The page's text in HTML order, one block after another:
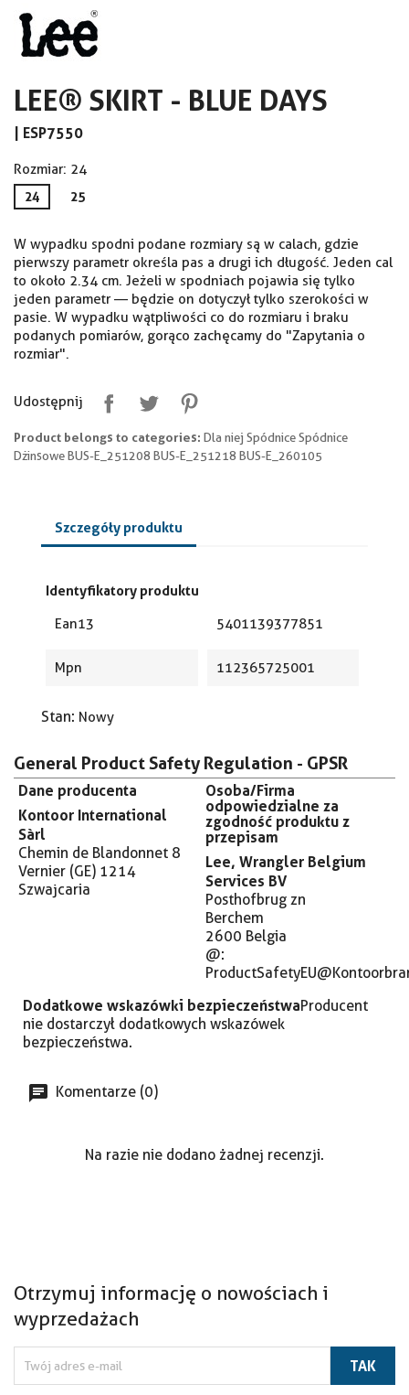
LEE® SKIRT - BLUE DAYS
| ESP7550
Rozmiar: 24
24 25
W wypadku spodni podane rozmiary są w calach, gdzie
pierwszy parametr określa pas a drugi ich długość. Jeden cal
to około 2.34 cm. Jeżeli w spodniach pojawia się tylko
jeden parametr — będzie on dotyczył tylko szerokości w
pasie. W wypadku wątpliwości co do rozmiaru i braku
podanych pomiarów, gorąco zachęcamy do "Zapytania o
rozmiar".
Udostępnij
Product belongs to categories: Dla niej Spódnice Spódnice
Dżinsowe BUS-E_251208 BUS-E_251218 BUS-E_260105
Szczegóły produktu
Identyfikatory produktu
Ean13 5401139377851
Mpn 112365725001
Stan: Nowy
General Product Safety Regulation - GPSR
Dane producenta
Kontoor International
Sàrl
Chemin de Blandonnet 8
Vernier (GE) 1214
Szwajcaria
Osoba/Firma
odpowiedzialne za
zgodność produktu z
przepisam
Lee, Wrangler Belgium
Services BV
Posthofbrug zn
Berchem
2600 Belgia
@:
Dodatkowe wskazówki bezpieczeństwaProducent
nie dostarczył dodatkowych wskazówek
bezpieczeństwa.
Komentarze (0)
Na razie nie dodano żadnej recenzji.
Otrzymuj informację o nowościach i
wyprzedażach